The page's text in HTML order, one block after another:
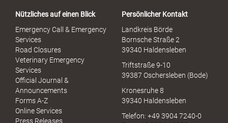
Nützliches auf einen Blick
Emergency Call & Emergency
Services
Road Closures
Veterinary Emergency
Services
Official Journal &
Announcements
Forms A-Z
Online Services
Press Releases
Persönlicher Kontakt
Landkreis Börde
Bornsche Straße 2
39340 Haldensleben
Triftstraße 9-10
39387 Oschersleben (Bode)
Kronesruhe 8
39340 Haldensleben
Telefon: +49 3904 7240-0